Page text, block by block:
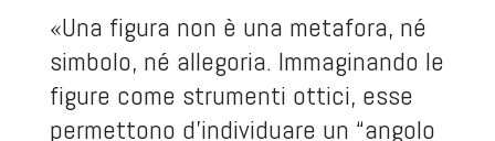
«Una figura non è una metafora, né
simbolo, né allegoria. Immaginando le
figure come strumenti ottici, esse
permettono d’individuare un “angolo